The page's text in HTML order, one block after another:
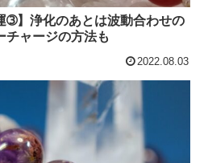
➂】浄化のあとは波動合わせの
チャージの方法も
2022.08.03